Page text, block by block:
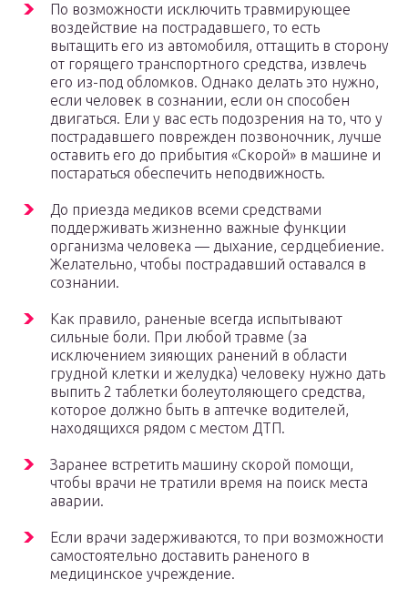
По возможности исключить травмирующее
воздействие на пострадавшего, то есть
вытащить его из автомобиля, оттащить в сторону
от горящего транспортного средства, извлечь
его из-под обломков. Однако делать это нужно,
если человек в сознании, если он способен
двигаться. Ели у вас есть подозрения на то, что у
пострадавшего поврежден позвоночник, лучше
оставить его до прибытия «Скорой» в машине и
постараться обеспечить неподвижность.
До приезда медиков всеми средствами
поддерживать жизненно важные функции
организма человека — дыхание, сердцебиение.
Желательно, чтобы пострадавший оставался в
сознании.
Как правило, раненые всегда испытывают
сильные боли. При любой травме (за
исключением зияющих ранений в области
грудной клетки и желудка) человеку нужно дать
выпить 2 таблетки болеутоляющего средства,
которое должно быть в аптечке водителей,
находящихся рядом с местом ДТП.
Заранее встретить машину скорой помощи,
чтобы врачи не тратили время на поиск места
аварии.
Если врачи задерживаются, то при возможности
самостоятельно доставить раненого в
медицинское учреждение.